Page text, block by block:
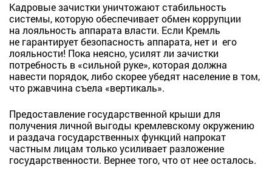
Кадровые зачистки уничтожают стабильность
системы, которую обеспечивает обмен коррупции
на лояльность аппарата власти. Если Кремль
не гарантирует безопасность аппарата, нет и его
лояльности! Пока неясно, усилят ли зачистки
потребность в «сильной руке», которая должна
навести порядок, либо скорее убедят население в том,
что ржавчина съела «вертикаль».
Предоставление государственной крыши для
получения личной выгоды кремлевскому окружению
и раздача государственных функций напрокат
частным лицам только усиливает разложение
государственности. Вернее того, что от нее осталось.